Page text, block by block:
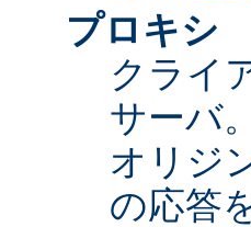
プロキシ
クライ
サーバ
オリジ
の応答